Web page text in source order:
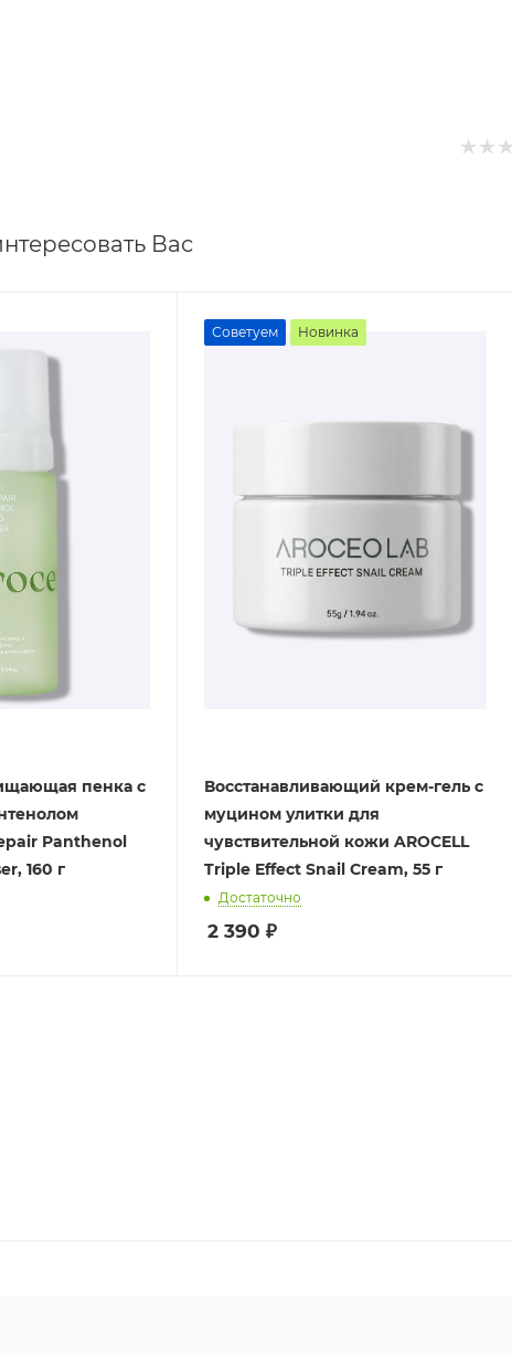
Вас
пенка с
Panthenol
160 г
Советуем Новинка
Восстанавливающий крем-гель с
муцином улитки для
чувствительной кожи AROCELL
Triple Effect Snail Cream, 55 г
Достаточно
2 390 ₽